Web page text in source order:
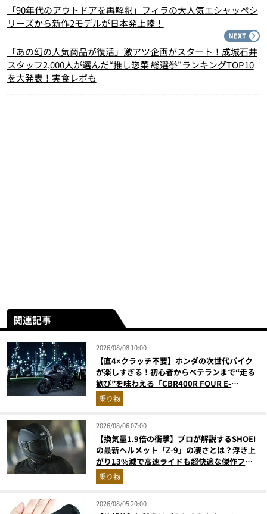
「90年代のアウトドアを再解釈」フィラの大人気エシャッペシ
リーズから新作2モデルが日本発上陸！
「あの幻の人気商品が復活」激アツ企画がスタート！成城石井
スタッフ2,000人が選んだ“推し惣菜 総選挙”ランキングTOP10
を大発表！実食レポも
関連記事
2026/08/08 10:00
【直4×クラッチ不要】ホンダの次世代バイク
が楽しすぎる！初心者からベテランまで“走る
歓び”を味わえる「CBR400R FOUR E-
Clutch」を徹底解説
乗り物
2026/08/06 07:00
【換気量1.9倍の衝撃】プロが解説するSHOEI
の最新ヘルメット「Z-9」の凄さとは？浮き上
がり13%減で高速ライドも超快適な傑作フル
フェイス
乗り物
2026/08/05 20:00